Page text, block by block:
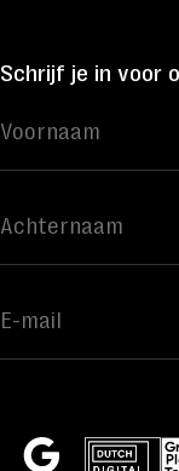
Schrijf je in voor